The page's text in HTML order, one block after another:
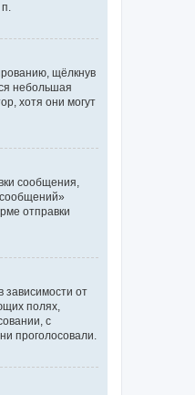
щёлкнув
небольшая
хотя они могут
сообщения,
отправки
от
полях,
с
проголосовали.